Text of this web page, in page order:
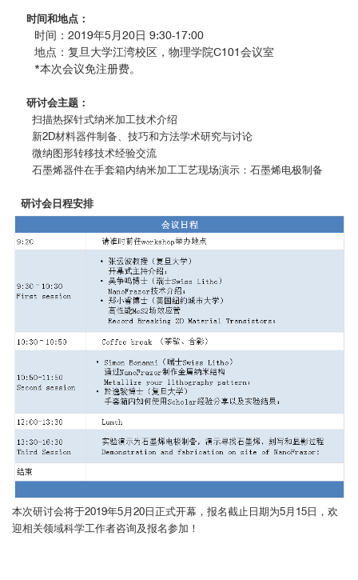
时间和地点：
时间：2019年5月20日 9:30-17:00
地点：复旦大学江湾校区，物理学院C101会议室
*本次会议免注册费。
研讨会主题：
扫描热探针式纳米加工技术介绍
新2D材料器件制备、技巧和方法学术研究与讨论
微纳图形转移技术经验交流
石墨烯器件在手套箱内纳米加工工艺现场演示：石墨烯电极制备
研讨会日程安排
本次研讨会将于2019年5月20日正式开幕，报名截止日期为5月15日，欢
迎相关领域科学工作者咨询及报名参加！